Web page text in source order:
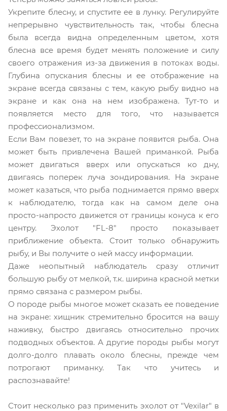
Укрепите блесну, и спустите ее в лунку. Регулируйте
непрерывно чувствительность так, чтобы блесна
была всегда видна определенным цветом, хотя
блесна все время будет менять положение и силу
своего отражения из-за движения в потоках воды.
Глубина опускания блесны и ее отображение на
экране всегда связаны с тем, какую рыбу видно на
экране и как она на нем изображена. Тут-то и
появляется место для того, что называется
профессионализмом.
Если Вам повезет, то на экране появится рыба. Она
может быть привлечена Вашей приманкой. Рыба
может двигаться вверх или опускаться ко дну,
двигаясь поперек луча зондирования. На экране
может казаться, что рыба поднимается прямо вверх
к наблюдателю, тогда как на самом деле она
просто-напросто движется от границы конуса к его
центру. Эхолот "FL-8" просто показывает
приближение объекта. Стоит только обнаружить
рыбу, и Вы получите о ней массу информации.
Даже неопытный наблюдатель сразу отличит
большую рыбу от мелкой, т.к. ширина красной метки
прямо связана с размером рыбы.
О породе рыбы многое может сказать ее поведение
на экране: хищник стремительно бросится на вашу
наживку, быстро двигаясь относительно прочих
подводных объектов. А другие породы рыбы могут
долго-долго плавать около блесны, прежде чем
потрогают приманку. Так что учитесь и
распознавайте!
Стоит несколько раз применить эхолот от "Vexilar" в